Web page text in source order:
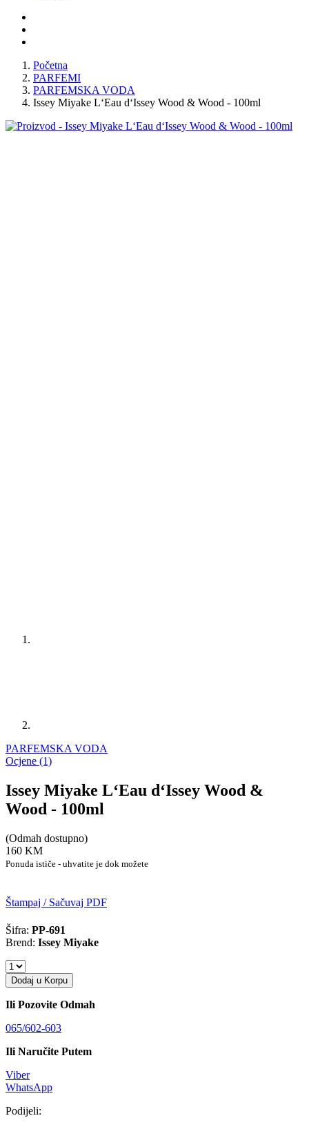
Početna
PARFEMI
PARFEMSKA VODA
Issey Miyake L‘Eau d‘Issey Wood & Wood - 100ml
PARFEMSKA VODA
Ocjene (1)
Issey Miyake L‘Eau d‘Issey Wood &
Wood - 100ml
(Odmah dostupno)
160 KM
Ponuda ističe - uhvatite je dok možete
Štampaj / Sačuvaj PDF
Šifra: PP-691
Brend: Issey Miyake
Dodaj u Korpu
Ili Pozovite Odmah
065/602-603
Ili Naručite Putem
Viber
WhatsApp
Podijeli: